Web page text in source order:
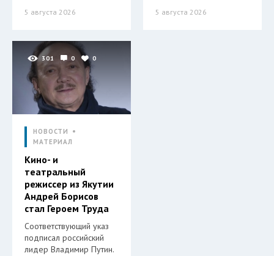
5 августа 2026 5 августа 2026
301 0 0
НОВОСТИ
МАТЕРИАЛ
Кино- и
театральный
режиссер из Якутии
Андрей Борисов
стал Героем Труда
Соответствующий указ
подписал российский
лидер Владимир Путин.